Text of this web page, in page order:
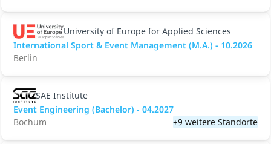
University of Europe for Applied Sciences
International Sport & Event Management (M.A.) - 10.2026
Berlin
SAE Institute
Event Engineering (Bachelor) - 04.2027
Bochum
+9 weitere Standorte